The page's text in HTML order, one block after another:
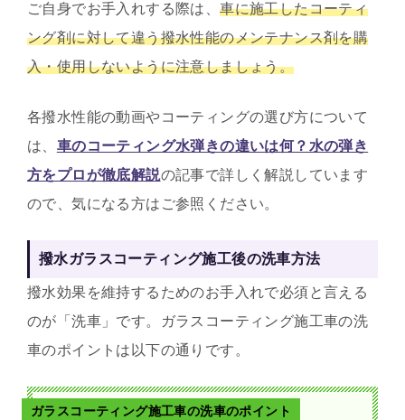
ご自身でお手入れする際は、車に施工したコーティ
ング剤に対して違う撥水性能のメンテナンス剤を購
入・使用しないように注意しましょう。
各撥水性能の動画やコーティングの選び方について
は、 車のコーティング水弾きの違いは何？水の弾き
方をプロが徹底解説の記事で詳しく解説しています
ので、気になる方はご参照ください。
撥水ガラスコーティング施工後の洗車方法
撥水効果を維持するためのお手入れで必須と言える
のが「洗車」です。ガラスコーティング施工車の洗
車のポイントは以下の通りです。
ガラスコーティング施工車の洗車のポイント